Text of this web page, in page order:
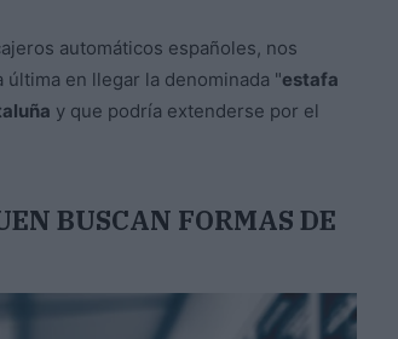
automáticos españoles, nos
en llegar la denominada "estafa
y que podría extenderse por el
BUSCAN FORMAS DE